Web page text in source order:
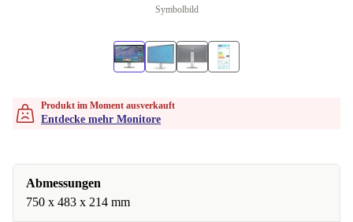
Symbolbild
Produkt im Moment ausverkauft
Entdecke mehr Monitore
Abmessungen
750 x 483 x 214 mm